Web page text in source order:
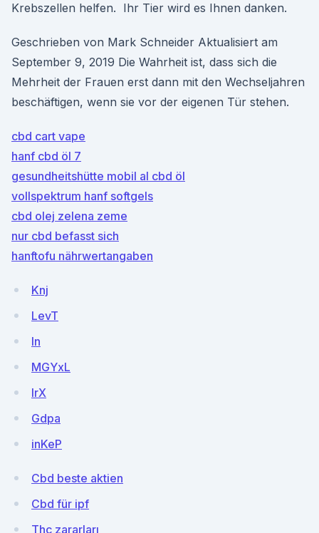
Krebszellen helfen. ​ Ihr Tier wird es Ihnen danken.
Geschrieben von Mark Schneider Aktualisiert am
September 9, 2019 Die Wahrheit ist, dass sich die
Mehrheit der Frauen erst dann mit den Wechseljahren
beschäftigen, wenn sie vor der eigenen Tür stehen.
cbd cart vape
hanf cbd öl 7
gesundheitshütte mobil al cbd öl
vollspektrum hanf softgels
cbd olej zelena zeme
nur cbd befasst sich
hanftofu nährwertangaben
Knj
LevT
In
MGYxL
IrX
Gdpa
inKeP
Cbd beste aktien
Cbd für ipf
Thc zararları